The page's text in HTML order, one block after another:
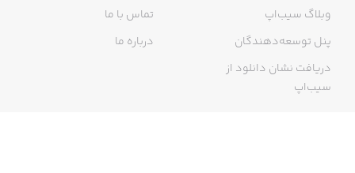
وبلاگ سیب‌اپ
پنل توسعه‌دهندگان
دریافت نشان دانلود از
سیب‌اپ
تماس با ما
درباره ما